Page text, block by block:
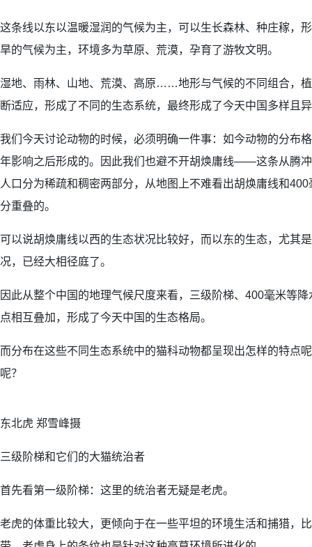
这条线以东以温暖湿润的气候为主，可以生长森林、种庄稼，
旱的气候为主，环境多为草原、荒漠，孕育了游牧文明。
湿地、雨林、山地、荒漠、高原……地形与气候的不同组合，
断适应，形成了不同的生态系统，最终形成了今天中国多样且
我们今天讨论动物的时候，必须明确一件事：如今动物的分布
年影响之后形成的。因此我们也避不开胡焕庸线——这条从腾
人口分为稀疏和稠密两部分，从地图上不难看出胡焕庸线和
分重叠的。
可以说胡焕庸线以西的生态状况比较好，而以东的生态，尤其
况，已经大相径庭了。
因此从整个中国的地理气候尺度来看，三级阶梯、400毫米等
点相互叠加，形成了今天中国的生态格局。
而分布在这些不同生态系统中的猫科动物都呈现出怎样的特点
呢？
东北虎 郑雪峰摄
三级阶梯和它们的大猫统治者
首先看第一级阶梯：这里的统治者无疑是老虎。
老虎的体重比较大，更倾向于在一些平坦的环境生活和捕猎，